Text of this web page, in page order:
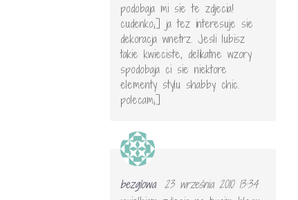
podobaja mi sie te zdjecia!
cudenko;] ja tez interesuje sie
dekoracja wnetrz. Jesli lubisz
takie kwieciste, delikatne wzory
spodobaja ci sie niektore
elementy stylu shabby chic.
polecam;]
bezglowa 23 września 2010 13:34